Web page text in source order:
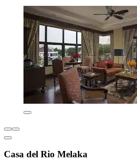
Casa del Rio Melaka